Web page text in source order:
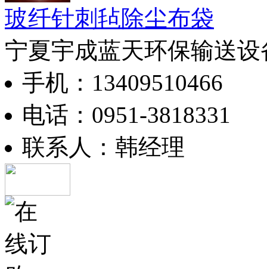
玻纤针刺毡除尘布袋
宁夏宇成蓝天环保输送
手机：13409510466
电话：0951-3818331
联系人：韩经理